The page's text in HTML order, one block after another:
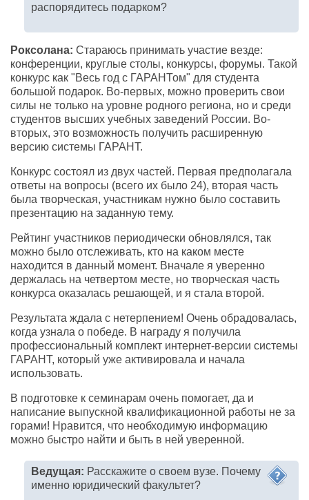
распорядитесь подарком?
Роксолана: Стараюсь принимать участие везде:
конференции, круглые столы, конкурсы, форумы. Такой
конкурс как "Весь год с ГАРАНТом" для студента
большой подарок. Во-первых, можно проверить свои
силы не только на уровне родного региона, но и среди
студентов высших учебных заведений России. Во-
вторых, это возможность получить расширенную
версию системы ГАРАНТ.
Конкурс состоял из двух частей. Первая предполагала
ответы на вопросы (всего их было 24), вторая часть
была творческая, участникам нужно было составить
презентацию на заданную тему.
Рейтинг участников периодически обновлялся, так
можно было отслеживать, кто на каком месте
находится в данный момент. Вначале я уверенно
держалась на четвертом месте, но творческая часть
конкурса оказалась решающей, и я стала второй.
Результата ждала с нетерпением! Очень обрадовалась,
когда узнала о победе. В награду я получила
профессиональный комплект интернет-версии системы
ГАРАНТ, который уже активировала и начала
использовать.
В подготовке к семинарам очень помогает, да и
написание выпускной квалификационной работы не за
горами! Нравится, что необходимую информацию
можно быстро найти и быть в ней уверенной.
Ведущая: Расскажите о своем вузе. Почему
именно юридический факультет?